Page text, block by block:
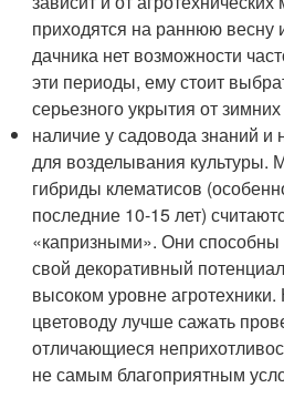
приходятся на раннюю весну
дачника нет возможности
эти периоды, ему стоит
серьезного укрытия от
наличие у садовода знаний
для возделывания культуры.
гибриды клематисов
последние 10-15 лет)
«капризными». Они способны
свой декоративный
высоком уровне
цветоводу лучше сажать
отличающиеся
не самым благоприятным